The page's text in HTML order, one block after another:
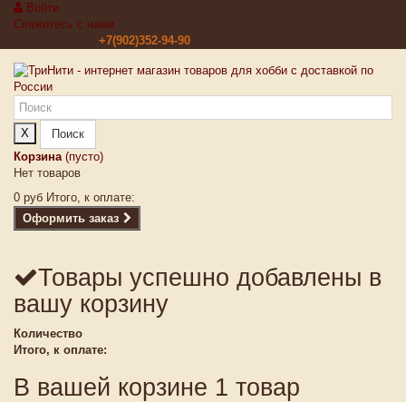
Войти
Свяжитесь с нами
+7(902)352-94-90
X
Поиск
Корзина (пусто)
Нет товаров
0 руб Итого, к оплате:
Оформить заказ
Товары успешно добавлены в
вашу корзину
Количество
Итого, к оплате:
В вашей корзине 1 товар